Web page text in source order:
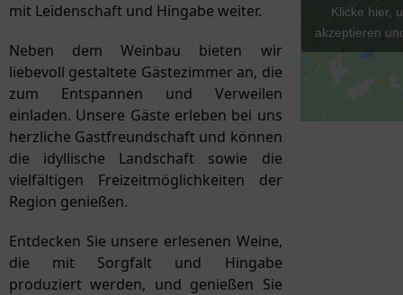
mit Leidenschaft und Hingabe weiter.
Neben dem Weinbau bieten wir
liebevoll gestaltete Gästezimmer an, die
zum Entspannen und Verweilen
einladen. Unsere Gäste erleben bei uns
herzliche Gastfreundschaft und können
die idyllische Landschaft sowie die
vielfältigen Freizeitmöglichkeiten der
Region genießen.
Entdecken Sie unsere erlesenen Weine,
die mit Sorgfalt und Hingabe
produziert werden, und genießen Sie
Klicke hier,
akzeptieren